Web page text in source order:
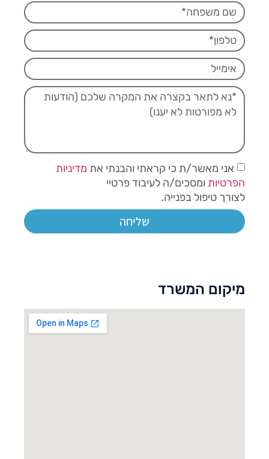
אני מאשר/ת כי קראתי והבנתי את מדיניות
הפרטיות ומסכים/ה לעיבוד פרטיי
לצורך טיפול בפנייה.
שליחה
מיקום המשרד